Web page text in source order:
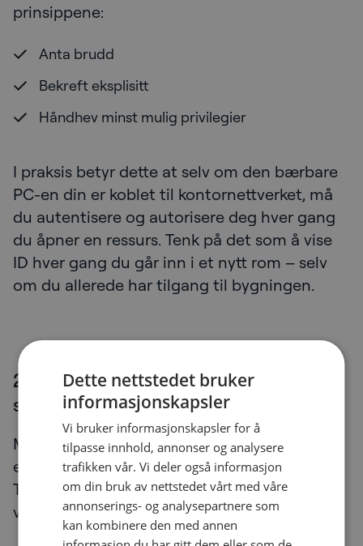
prinsippene:
Anta brudd
Bekreft eksplisitt
Håndhev minst mulig privilegier
I praksis betyr dette at selv om den bærbare
PC-en din er koblet til kontornettverket, må
du autentisere og autorisere deg hver gang
du åpner en ressurs. Tenk på det som å vise
ID hver gang du går inn i et nytt rom – selv
om du allerede har tilgang til bygningen.
2. Automatisert sikkerhet reduserer
sårbarheter
Manuell oppdatering skaper
eksponeringsvinduer.
Trusselaktører venter ikke på
vedlikeholdsperioder.
Dette nettstedet bruker
informasjonskapsler
Vi bruker informasjonskapsler for å
tilpasse innhold, annonser og analysere
trafikken vår. Vi deler også informasjon
om din bruk av nettstedet vårt med våre
annonserings- og analysepartnere som
kan kombinere den med annen